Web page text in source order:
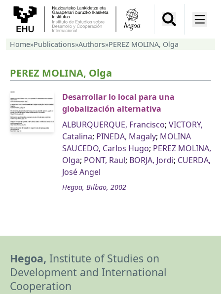
Home»Publications»Authors»PEREZ MOLINA, Olga
PEREZ MOLINA, Olga
Desarrollar lo local para una
globalización alternativa
ALBURQUERQUE, Francisco; VICTORY,
Catalina; PINEDA, Magaly; MOLINA
SAUCEDO, Carlos Hugo; PEREZ MOLINA,
Olga; PONT, Raul; BORJA, Jordi; CUERDA,
José Angel
Hegoa, Bilbao, 2002
Hegoa, Institute of Studies on
Development and International
Cooperation